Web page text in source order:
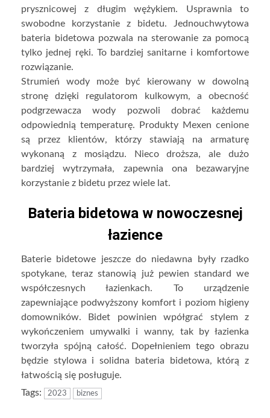
prysznicowej z długim wężykiem. Usprawnia to
swobodne korzystanie z bidetu. Jednouchwytowa
bateria bidetowa pozwala na sterowanie za pomocą
tylko jednej ręki. To bardziej sanitarne i komfortowe
rozwiązanie.
Strumień wody może być kierowany w dowolną
stronę dzięki regulatorom kulkowym, a obecność
podgrzewacza wody pozwoli dobrać każdemu
odpowiednią temperaturę. Produkty Mexen cenione
są przez klientów, którzy stawiają na armaturę
wykonaną z mosiądzu. Nieco droższa, ale dużo
bardziej wytrzymała, zapewnia ona bezawaryjne
korzystanie z bidetu przez wiele lat.
Bateria bidetowa w nowoczesnej
łazience
Baterie bidetowe jeszcze do niedawna były rzadko
spotykane, teraz stanowią już pewien standard we
współczesnych łazienkach. To urządzenie
zapewniające podwyższony komfort i poziom higieny
domowników. Bidet powinien wpółgrać stylem z
wykończeniem umywalki i wanny, tak by łazienka
tworzyła spójną całość. Dopełnieniem tego obrazu
będzie stylowa i solidna bateria bidetowa, którą z
łatwością się posługuje.
Tags:
2023 biznes